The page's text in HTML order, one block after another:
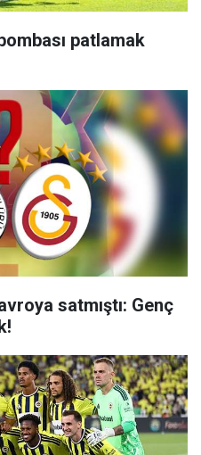
patlamak
satmıştı: Genç